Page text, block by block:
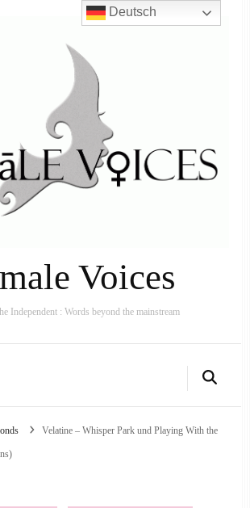
Voices
Independent : Words beyond the mainstream
Velatine – Whisper Park und Playing With the
Deutsch